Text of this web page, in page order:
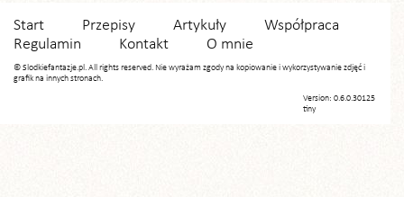
Start Przepisy Artykuły
Współpraca
Regulamin
Kontakt O mnie
© Slodkiefantazje.pl. All rights reserved. Nie wyrażam zgody na kopiowanie i wykorzystywanie zdjęć i
grafik na innych stronach.
Version: 0.6.0.30125
tiny